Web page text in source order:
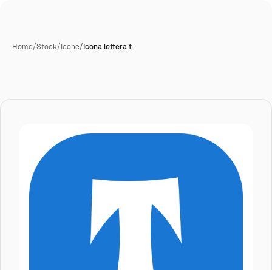
Home/Stock/Icone/Icona lettera t